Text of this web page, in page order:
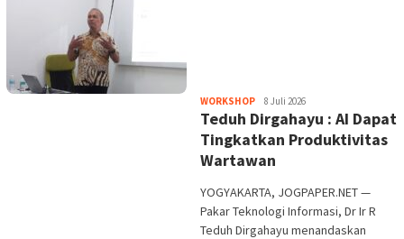
WORKSHOPHeri
Purwata
8 Juli 2026
Teduh Dirgahayu : AI Dapat
Tingkatkan Produktivitas
Wartawan
YOGYAKARTA, JOGPAPER.NET —
Pakar Teknologi Informasi, Dr Ir R
Teduh Dirgahayu menandaskan